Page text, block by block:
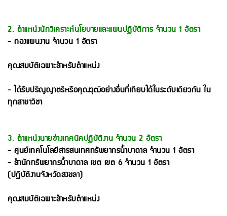
2. ตำแหน่งนักวิเคราะห์นโยบายและแผนปฏิบัติการ จำนวน 1 อัตรา
- กองแผนงาน จำนวน 1 อัตรา
คุณสมบัติเฉพาะสำหรับตำแหน่ง
- ได้รับปริญญาตรีหรือคุณวุฒิอย่างอื่นที่เทียบได้ในระดับเดียวกัน ใน
ทุกสาขาวิชา
3. ตำแหน่งนายช่างเทคนิคปฏิบัติงาน จำนวน 2 อัตรา
- ศูนย์เทคโนโลยีสารสนเทศทรัพยากรน้ำบาดาล จำนวน 1 อัตรา
- สำนักทรัพยากรน้ำบาดาล เขต เขต 6 จำนวน 1 อัตรา
(ปฏิบัติงานจังหวัดสงขลา)
คุณสมบัติเฉพาะสำหรับตำแหน่ง